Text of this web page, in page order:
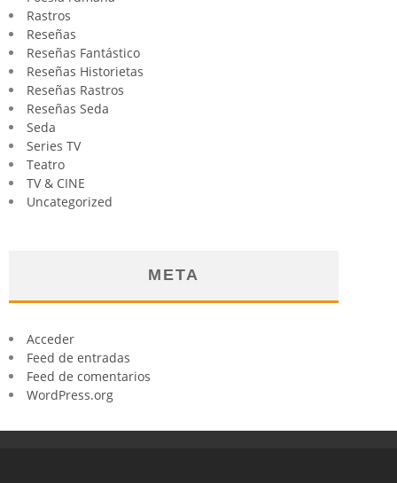
Rastros
Reseñas
Reseñas Fantástico
Reseñas Historietas
Reseñas Rastros
Reseñas Seda
Seda
Series TV
Teatro
TV & CINE
Uncategorized
META
Acceder
Feed de entradas
Feed de comentarios
WordPress.org